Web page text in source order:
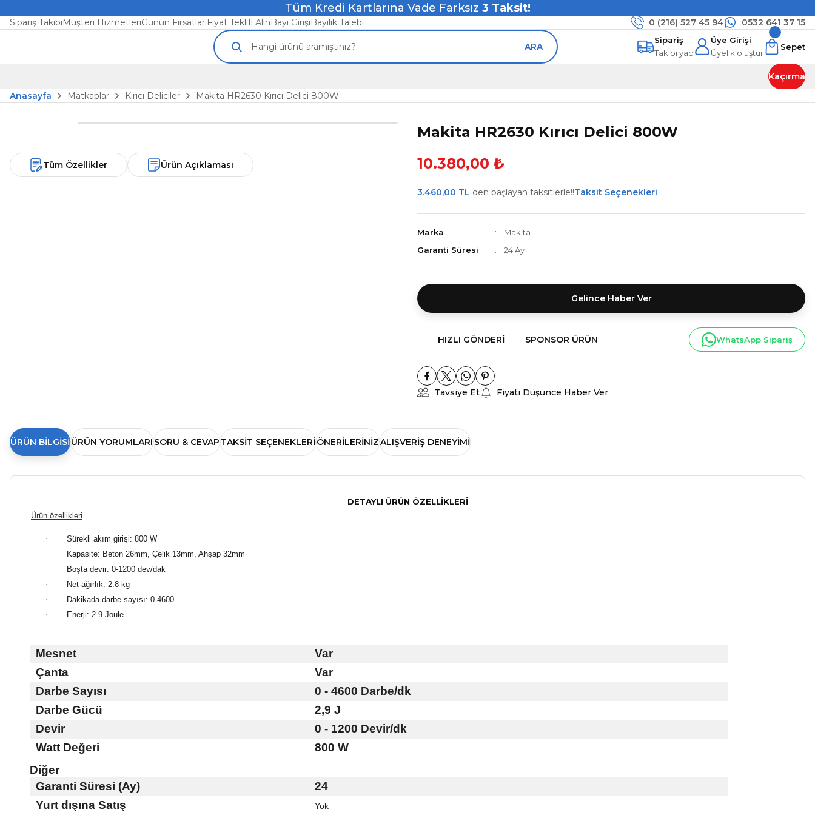
Tüm Kredi Kartlarına Vade Farksız 3 Taksit!
Sipariş TakibiMüşteri HizmetleriGünün FırsatlarıFiyat Teklifi AlınBayi GirişiBayilik Talebi 0 (216) 527 45 94 0532 641 37 15
ARA
Sipariş
Takibi yap
Üye Girişi
Üyelik oluştur
Sepet
Kaçırma
Anasayfa
Matkaplar Kırıcı Deliciler Makita HR2630 Kırıcı Delici 800W
Tüm Özellikler Ürün Açıklaması
Makita HR2630 Kırıcı Delici 800W
10.380,00 ₺
3.460,00 TL den başlayan taksitlerle!!Taksit Seçenekleri
Marka
Makita
Garanti Süresi
24 Ay
Gelince Haber Ver
HIZLI GÖNDERI SPONSOR ÜRÜN WhatsApp Sipariş
Tavsiye Et Fiyatı Düşünce Haber Ver
ÜRÜN BILGISI ÜRÜN YORUMLARISORU & CEVAPTAKSIT SEÇENEKLERIÖNERILERINIZALIŞVERIŞ DENEYIMI
DETAYLI ÜRÜN ÖZELLİKLERİ
Ürün özellikleri
·
Sürekli akım girişi: 800 W
·
Kapasite: Beton 26mm, Çelik 13mm, Ahşap 32mm
·
Boşta devir: 0-1200 dev/dak
·
Net ağırlık: 2.8 kg
·
Dakikada darbe sayısı: 0-4600
·
Enerji: 2.9 Joule
Mesnet
Var
Çanta
Var
Darbe Sayısı
0 - 4600 Darbe/dk
Darbe Gücü
2,9 J
Devir
0 - 1200 Devir/dk
Watt Değeri
800 W
Diğer
Garanti Süresi (Ay)
24
Yurt dışına Satış
Yok